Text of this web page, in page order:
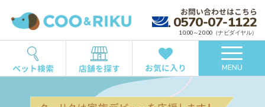
お問い合わせはこちら
0570-07-1122
10:00～20:00（ナビダイヤル）
ペット検索 店舗を探す お気に入り MENU